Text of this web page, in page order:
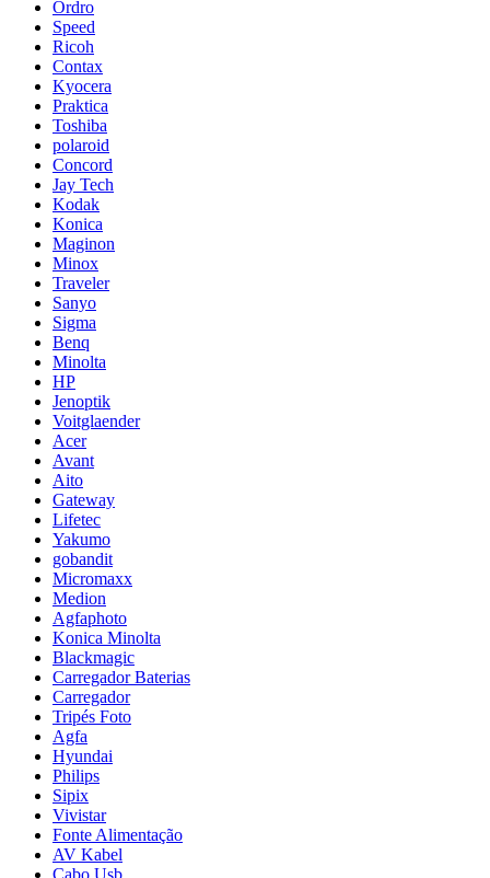
Ordro
Speed
Ricoh
Contax
Kyocera
Praktica
Toshiba
polaroid
Concord
Jay Tech
Kodak
Konica
Maginon
Minox
Traveler
Sanyo
Sigma
Benq
Minolta
HP
Jenoptik
Voitglaender
Acer
Avant
Aito
Gateway
Lifetec
Yakumo
gobandit
Micromaxx
Medion
Agfaphoto
Konica Minolta
Blackmagic
Carregador Baterias
Carregador
Tripés Foto
Agfa
Hyundai
Philips
Sipix
Vivistar
Fonte Alimentação
AV Kabel
Cabo Usb